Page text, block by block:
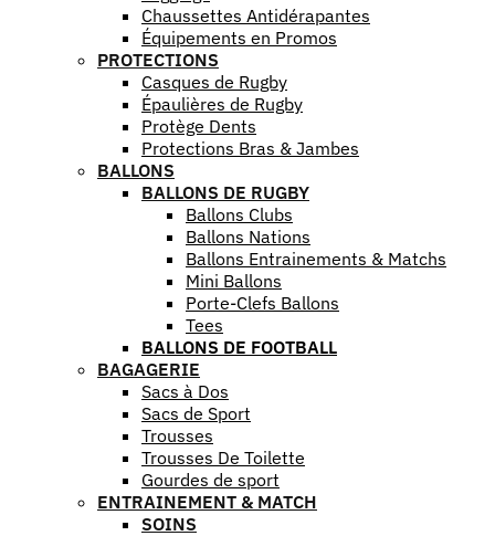
Chaussettes Antidérapantes
Équipements en Promos
PROTECTIONS
Casques de Rugby
Épaulières de Rugby
Protège Dents
Protections Bras & Jambes
BALLONS
BALLONS DE RUGBY
Ballons Clubs
Ballons Nations
Ballons Entrainements & Matchs
Mini Ballons
Porte-Clefs Ballons
Tees
BALLONS DE FOOTBALL
BAGAGERIE
Sacs à Dos
Sacs de Sport
Trousses
Trousses De Toilette
Gourdes de sport
ENTRAINEMENT & MATCH
SOINS